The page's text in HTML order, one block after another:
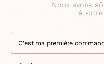
Nous avons
à
C'est ma première